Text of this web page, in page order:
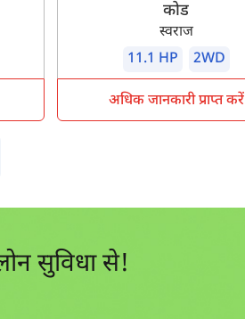
कोड
स्वराज
11.1 HP
2WD
अधिक जानकारी प्राप्त करें
सुविधा से!